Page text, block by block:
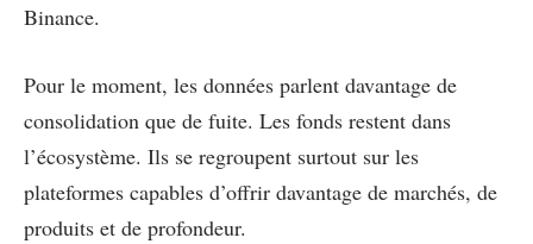
Binance.
Pour le moment, les données parlent davantage de
consolidation que de fuite. Les fonds restent dans
l’écosystème. Ils se regroupent surtout sur les
plateformes capables d’offrir davantage de marchés, de
produits et de profondeur.